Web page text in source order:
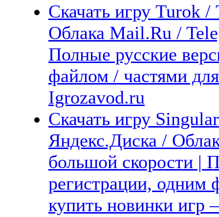
Скачать игру Turok
Облака Mail.Ru /
Полные русские
файлом / частями
Igrozavod.ru
Скачать игру
Яндекс.Диска /
большой скорости |
регистрации, одним
купить новинки